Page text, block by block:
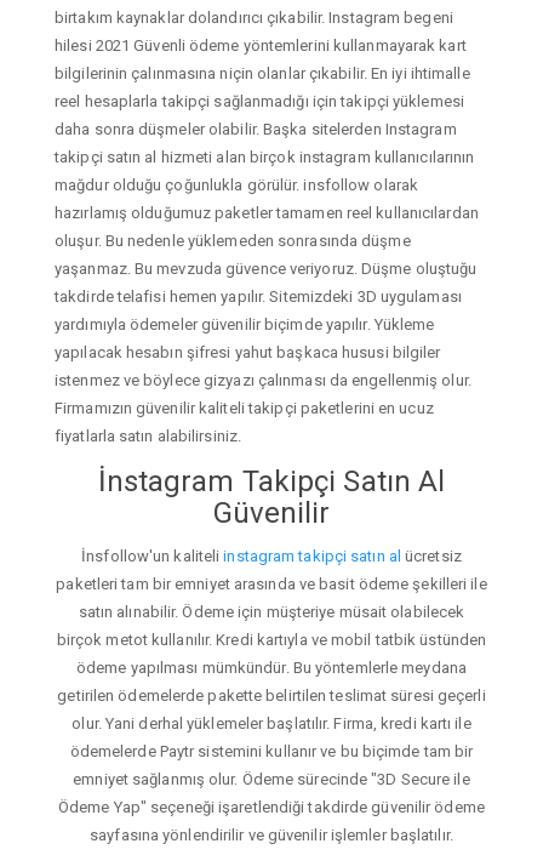
birtakım kaynaklar dolandırıcı çıkabilir. Instagram begeni
hilesi 2021 Güvenli ödeme yöntemlerini kullanmayarak kart
bilgilerinin çalınmasına niçin olanlar çıkabilir. En iyi ihtimalle
reel hesaplarla takipçi sağlanmadığı için takipçi yüklemesi
daha sonra düşmeler olabilir. Başka sitelerden Instagram
takipçi satın al hizmeti alan birçok instagram kullanıcılarının
mağdur olduğu çoğunlukla görülür. insfollow olarak
hazırlamış olduğumuz paketler tamamen reel kullanıcılardan
oluşur. Bu nedenle yüklemeden sonrasında düşme
yaşanmaz. Bu mevzuda güvence veriyoruz. Düşme oluştuğu
takdirde telafisi hemen yapılır. Sitemizdeki 3D uygulaması
yardımıyla ödemeler güvenilir biçimde yapılır. Yükleme
yapılacak hesabın şifresi yahut başkaca hususi bilgiler
istenmez ve böylece gizyazı çalınması da engellenmiş olur.
Firmamızın güvenilir kaliteli takipçi paketlerini en ucuz
fiyatlarla satın alabilirsiniz.
İnstagram Takipçi Satın Al
Güvenilir
İnsfollow'un kaliteliinstagram takipçi satın al ücretsiz
paketleri tam bir emniyet arasında ve basit ödeme şekilleri ile
satın alınabilir. Ödeme için müşteriye müsait olabilecek
birçok metot kullanılır. Kredi kartıyla ve mobil tatbik üstünden
ödeme yapılması mümkündür. Bu yöntemlerle meydana
getirilen ödemelerde pakette belirtilen teslimat süresi geçerli
olur. Yani derhal yüklemeler başlatılır. Firma, kredi kartı ile
ödemelerde Paytr sistemini kullanır ve bu biçimde tam bir
emniyet sağlanmış olur. Ödeme sürecinde "3D Secure ile
Ödeme Yap" seçeneği işaretlendiği takdirde güvenilir ödeme
sayfasına yönlendirilir ve güvenilir işlemler başlatılır.